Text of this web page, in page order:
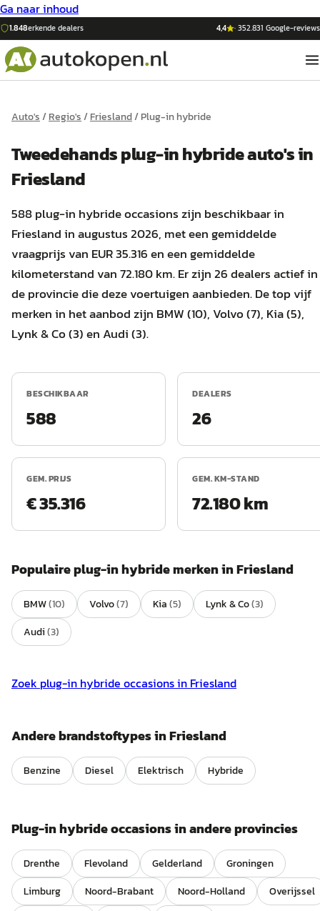
Ga naar inhoud
1.848erkende dealers 4,4 ·352.831 Google-reviews
Auto's/Regio's/Friesland/Plug-in hybride
Tweedehandsplug-in hybrideauto'sin
Friesland
588 plug-in hybride occasions zijn beschikbaar in
Friesland in augustus 2026, met een gemiddelde
vraagprijs van EUR 35.316 en een gemiddelde
kilometerstand van 72.180 km. Er zijn 26 dealers actief in
de provincie die deze voertuigen aanbieden. De top vijf
merken in het aanbod zijn BMW (10), Volvo (7), Kia (5),
Lynk & Co (3) en Audi (3).
BESCHIKBAAR
588
DEALERS
26
GEM. PRIJS
€ 35.316
GEM. KM-STAND
72.180 km
Populaireplug-in hybridemerken inFriesland
BMW(10) Volvo(7) Kia(5) Lynk & Co(3)
Audi(3)
Zoek plug-in hybride occasions in Friesland
Andere brandstoftypes inFriesland
Benzine Diesel Elektrisch Hybride
Plug-in hybrideoccasions in andere provincies
Drenthe Flevoland Gelderland
Groningen
Limburg
Noord-Brabant Noord-Holland
Overijssel